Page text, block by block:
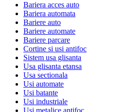
Bariera acces auto
Bariera automata
Bariere auto
Bariere automate
Bariere parcare
Cortine si usi antifoc
Sistem usa glisanta
Usa glisanta etansa
Usa sectionala
Usi automate
Usi batante
Usi industriale